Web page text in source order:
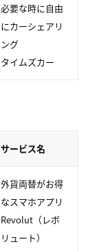
必要な時に自由
にカーシェアリ
ング
タイムズカー
サービス名
外貨両替がお得
なスマホアプリ
Revolut（レボ
リュート）